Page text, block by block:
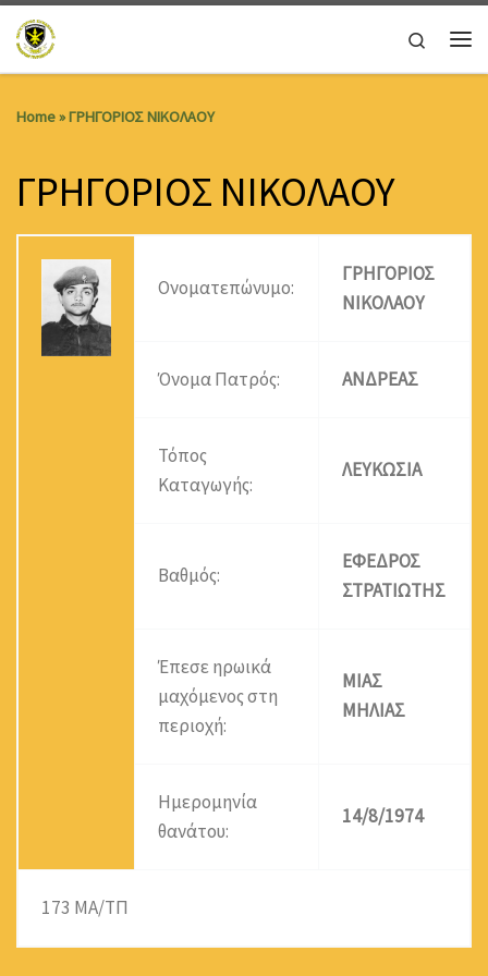
Skip to content
Search
Home»ΓΡΗΓΟΡΙΟΣ ΝΙΚΟΛΑΟΥ
ΓΡΗΓΟΡΙΟΣ ΝΙΚΟΛΑΟΥ
Ονοματεπώνυμο:
ΓΡΗΓΟΡΙΟΣ
ΝΙΚΟΛΑΟΥ
Όνομα Πατρός: ΑΝΔΡΕΑΣ
Τόπος
Καταγωγής:
ΛΕΥΚΩΣΙΑ
Βαθμός:
ΕΦΕΔΡΟΣ
ΣΤΡΑΤΙΩΤΗΣ
Έπεσε ηρωικά
μαχόμενος στη
περιοχή:
ΜΙΑΣ
ΜΗΛΙΑΣ
Ημερομηνία
θανάτου:
14/8/1974
173 ΜΑ/ΤΠ